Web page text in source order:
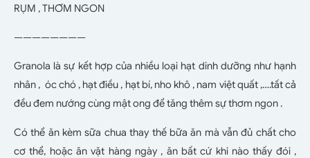
RỤM , THƠM NGON
————————
Granola là sự kết hợp của nhiều loại hạt dinh dưỡng như hạnh
nhân , óc chó , hạt điều , hạt bí, nho khô , nam việt quất ,….tất cả
đều đem nướng cùng mật ong để tăng thêm sự thơm ngon .
Có thể ăn kèm sữa chua thay thế bữa ăn mà vẫn đủ chất cho
cơ thể, hoặc ăn vặt hàng ngày , ăn bất cứ khi nào thấy đói ,